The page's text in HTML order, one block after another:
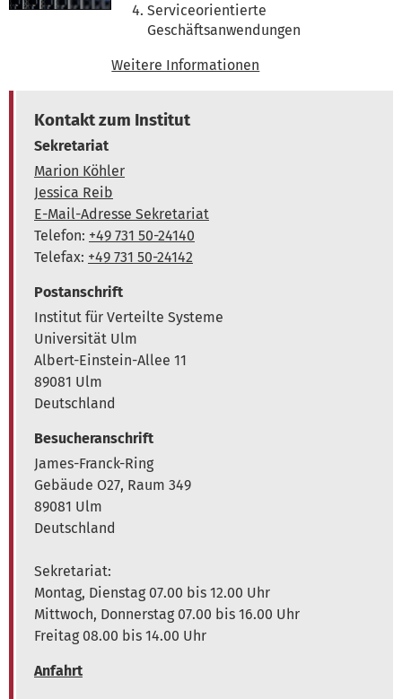
Kontakt zum Institut
Sekretariat
Marion Köhler
Jessica Reib
E-Mail-Adresse Sekretariat
Telefon: +49 731 50-24140
Telefax: +49 731 50-24142
Postanschrift
Institut für Verteilte Systeme
Universität Ulm
Albert-Einstein-Allee 11
89081 Ulm
Deutschland
Besucheranschrift
James-Franck-Ring
Gebäude O27, Raum 349
89081 Ulm
Deutschland
Sekretariat:
Montag, Dienstag 07.00 bis 12.00 Uhr
Mittwoch, Donnerstag 07.00 bis 16.00 Uhr
Freitag 08.00 bis 14.00 Uhr
Anfahrt
Serviceorientierte
Geschäftsanwendungen
Weitere Informationen